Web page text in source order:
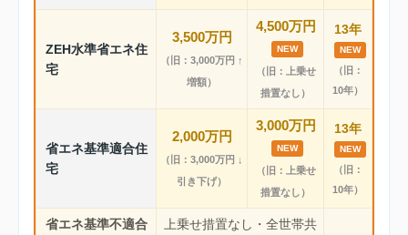
ZEH水準省エネ住
宅
3,500万円
（旧：3,000万円 ↑
増額）
4,500万円
NEW
（旧：上乗せ
措置なし）
13年
NEW
（旧：
10年）
省エネ基準適合住
宅
2,000万円
（旧：3,000万円 ↓
引き下げ）
3,000万円
NEW
（旧：上乗せ
措置なし）
13年
NEW
（旧：
10年）
省エネ基準不適合 上乗せ措置なし・全世帯共